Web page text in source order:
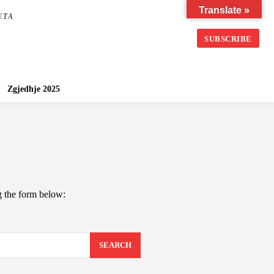
SUBSCRIBE
Zgjedhje 2025
the form below:
SEARCH
Translate »